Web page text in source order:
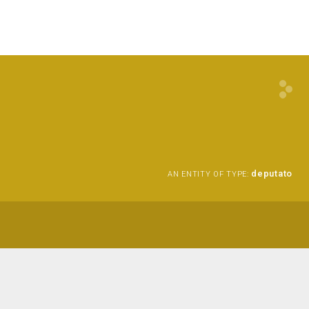
AN ENTITY OF TYPE: deputato